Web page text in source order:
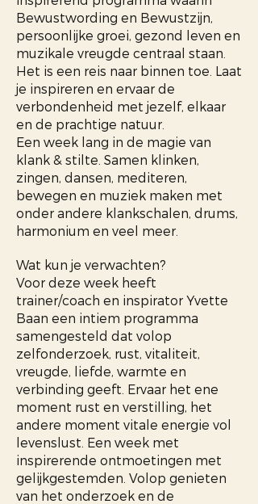
Bewustwording en Bewustzijn,
persoonlijke groei, gezond leven en
muzikale vreugde centraal staan.
Het is een reis naar binnen toe. Laat
je inspireren en ervaar de
verbondenheid met jezelf, elkaar
en de prachtige natuur.
Een week lang in de magie van
klank & stilte. Samen klinken,
zingen, dansen, mediteren,
bewegen en muziek maken met
onder andere klankschalen, drums,
harmonium en veel meer.
Wat kun je verwachten?
Voor deze week heeft
trainer/coach en inspirator Yvette
Baan een intiem programma
samengesteld dat volop
zelfonderzoek, rust, vitaliteit,
vreugde, liefde, warmte en
verbinding geeft. Ervaar het ene
moment rust en verstilling, het
andere moment vitale energie vol
levenslust. Een week met
inspirerende ontmoetingen met
gelijkgestemden. Volop genieten
van het onderzoek en de